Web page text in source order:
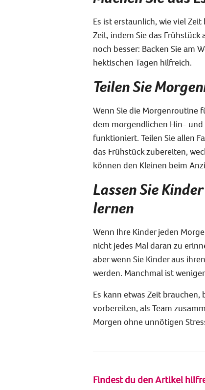
Es ist erstaunlich, wie viel
Zeit, indem Sie das
noch besser: Backen Sie am
hektischen Tagen hilfreich.
Teilen Sie
Wenn Sie die Morgenroutine
dem morgendlichen Hin- und
funktioniert. Teilen Sie allen
das Frühstück zubereiten,
können den Kleinen beim
Lassen Sie
lernen
Wenn Ihre Kinder jeden
nicht jedes Mal daran zu
aber wenn Sie Kinder aus
werden. Manchmal ist
Es kann etwas Zeit
vorbereiten, als Team
Morgen ohne unnötigen
Findest du den Artikel